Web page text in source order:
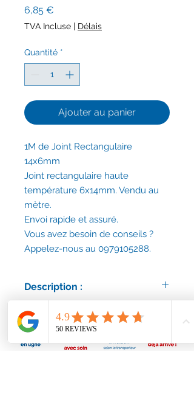
6,85 €
TVA Incluse | Délais
Quantité *
Ajouter au panier
1M de Joint Rectangulaire
14x6mm
Joint rectangulaire haute
température 6x14mm. Vendu au
mètre.
Envoi rapide et assuré.
Vous avez besoin de conseils ?
Appelez-nous au 0979105288.
Description :
Joint rectangulaire haute
température 6x14mm. Vendu au
mètre.
Envoi rapide et assuré.